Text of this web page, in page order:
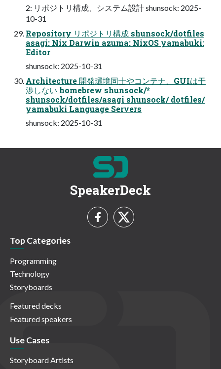
2: リポジトリ構成、システム設計 shunsock: 2025-
10-31
Repository リポジトリ構成 shunsock/dotfiles
asagi: Nix Darwin azuma: NixOS yamabuki:
Editor
shunsock: 2025-10-31
Architecture 開発環境同士やコンテナ、GUIは干
渉しない homebrew shunsock/*
shunsock/dotfiles/asagi shunsock/ dotfiles/
yamabuki Language Servers
shunsock: 2025-10-31
SpeakerDeck
Top Categories
Programming
Technology
Storyboards
Featured decks
Featured speakers
Use Cases
Storyboard Artists